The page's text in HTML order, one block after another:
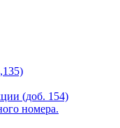
(доб. 154)
номера.